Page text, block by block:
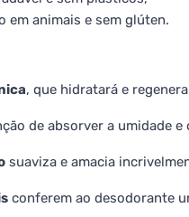
em animais e sem glúten.
, que hidratará e
de absorver a umidade e
suaviza e amacia
conferem ao desodorante